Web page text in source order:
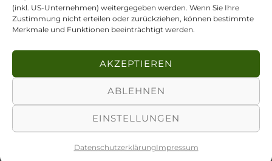
(inkl. US-Unternehmen) weitergegeben werden. Wenn Sie Ihre
Zustimmung nicht erteilen oder zurückziehen, können bestimmte
Merkmale und Funktionen beeinträchtigt werden.
AKZEPTIEREN
ABLEHNEN
EINSTELLUNGEN
DatenschutzerklärungImpressum
Erfolgreicher Abschluss Biosphärenpark Fexen-Kurs
2025